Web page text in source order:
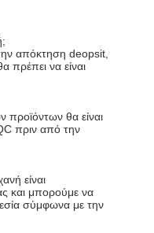
απόκτηση deopsit,
πρέπει να είναι
θα είναι
πριν από την
είναι
και μπορούμε να
σύμφωνα με την